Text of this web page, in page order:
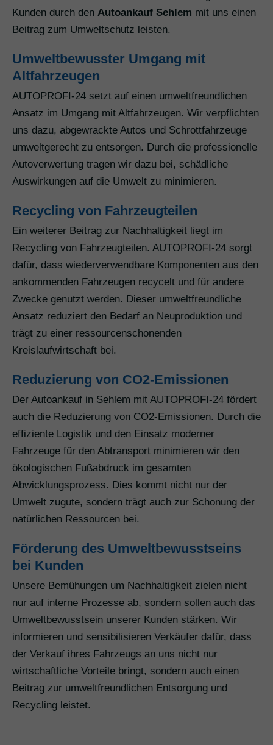
Kunden durch den Autoankauf Sehlem mit uns einen
Beitrag zum Umweltschutz leisten.
Umweltbewusster Umgang mit
Altfahrzeugen
AUTOPROFI-24 setzt auf einen umweltfreundlichen
Ansatz im Umgang mit Altfahrzeugen. Wir verpflichten
uns dazu, abgewrackte Autos und Schrottfahrzeuge
umweltgerecht zu entsorgen. Durch die professionelle
Autoverwertung tragen wir dazu bei, schädliche
Auswirkungen auf die Umwelt zu minimieren.
Recycling von Fahrzeugteilen
Ein weiterer Beitrag zur Nachhaltigkeit liegt im
Recycling von Fahrzeugteilen. AUTOPROFI-24 sorgt
dafür, dass wiederverwendbare Komponenten aus den
ankommenden Fahrzeugen recycelt und für andere
Zwecke genutzt werden. Dieser umweltfreundliche
Ansatz reduziert den Bedarf an Neuproduktion und
trägt zu einer ressourcenschonenden
Kreislaufwirtschaft bei.
Reduzierung von CO2-Emissionen
Der Autoankauf in Sehlem mit AUTOPROFI-24 fördert
auch die Reduzierung von CO2-Emissionen. Durch die
effiziente Logistik und den Einsatz moderner
Fahrzeuge für den Abtransport minimieren wir den
ökologischen Fußabdruck im gesamten
Abwicklungsprozess. Dies kommt nicht nur der
Umwelt zugute, sondern trägt auch zur Schonung der
natürlichen Ressourcen bei.
Förderung des Umweltbewusstseins
bei Kunden
Unsere Bemühungen um Nachhaltigkeit zielen nicht
nur auf interne Prozesse ab, sondern sollen auch das
Umweltbewusstsein unserer Kunden stärken. Wir
informieren und sensibilisieren Verkäufer dafür, dass
der Verkauf ihres Fahrzeugs an uns nicht nur
wirtschaftliche Vorteile bringt, sondern auch einen
Beitrag zur umweltfreundlichen Entsorgung und
Recycling leistet.